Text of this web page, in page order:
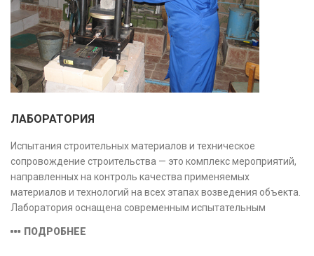
ЛАБОРАТОРИЯ
Испытания строительных материалов и техническое
сопровождение строительства — это комплекс мероприятий,
направленных на контроль качества применяемых
материалов и технологий на всех этапах возведения объекта.
Лаборатория оснащена современным испытательным
соответствующими заявленной области аккредитации.
ПОДРОБНЕЕ